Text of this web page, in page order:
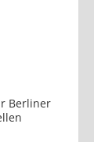
Berliner